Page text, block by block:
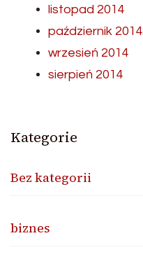
listopad 2014
październik 2014
wrzesień 2014
sierpień 2014
Kategorie
Bez kategorii
biznes